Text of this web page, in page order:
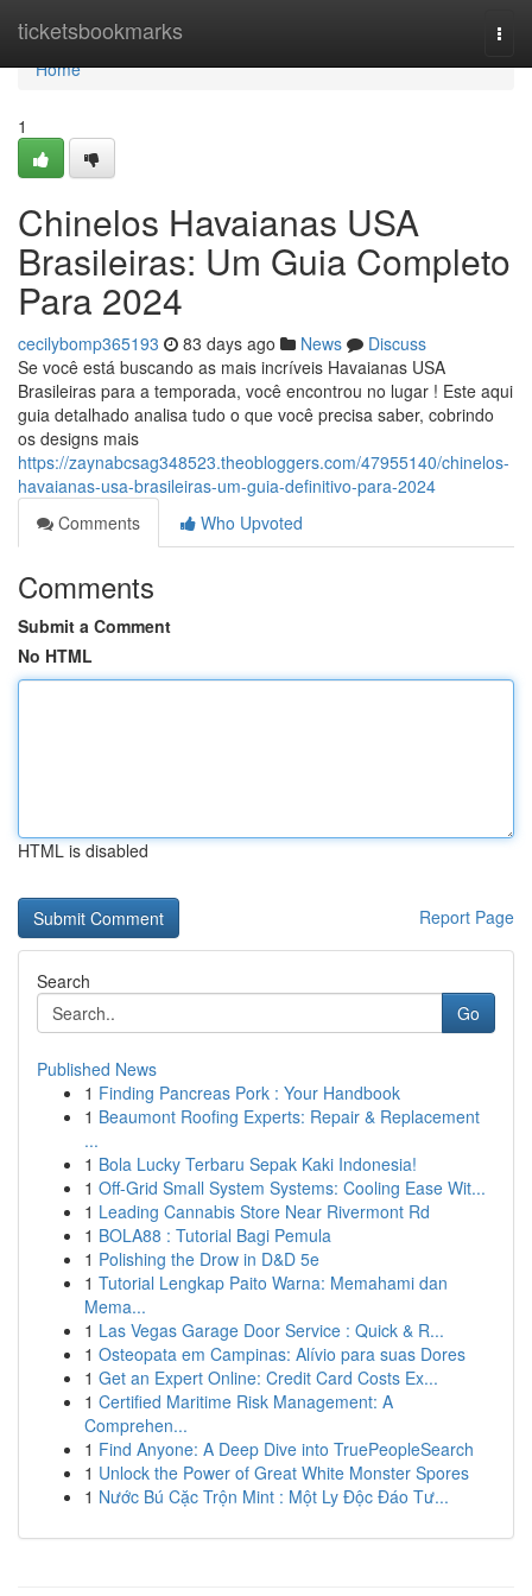
ticketsbookmarks
Home
Home
1
Chinelos Havaianas USA
Brasileiras: Um Guia Completo
Para 2024
cecilybomp365193 83 days ago News
Discuss
Se você está buscando as mais incríveis Havaianas USA
Brasileiras para a temporada, você encontrou no lugar ! Este aqui
guia detalhado analisa tudo o que você precisa saber, cobrindo
os designs mais
https://zaynabcsag348523.theobloggers.com/47955140/chinelos-
havaianas-usa-brasileiras-um-guia-definitivo-para-2024
Comments
Who Upvoted
Comments
Submit a Comment
No HTML
HTML is disabled
Report Page
Search
Go
Published News
1 Finding Pancreas Pork : Your Handbook
1 Beaumont Roofing Experts: Repair & Replacement
...
1 Bola Lucky Terbaru Sepak Kaki Indonesia!
1 Off-Grid Small System Systems: Cooling Ease Wit...
1 Leading Cannabis Store Near Rivermont Rd
1 BOLA88 : Tutorial Bagi Pemula
1 Polishing the Drow in D&D 5e
1 Tutorial Lengkap Paito Warna: Memahami dan
Mema...
1 Las Vegas Garage Door Service : Quick & R...
1 Osteopata em Campinas: Alívio para suas Dores
1 Get an Expert Online: Credit Card Costs Ex...
1 Certified Maritime Risk Management: A
Comprehen...
1 Find Anyone: A Deep Dive into TruePeopleSearch
1 Unlock the Power of Great White Monster Spores
1 Nước Bú Cặc Trộn Mint : Một Ly Độc Đáo Tư...